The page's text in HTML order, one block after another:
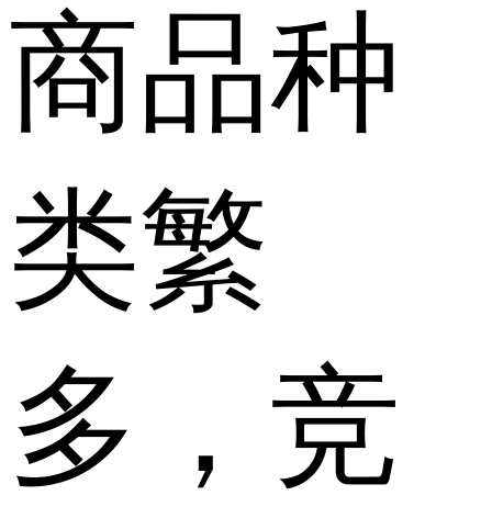
商品种
类繁
多，竞